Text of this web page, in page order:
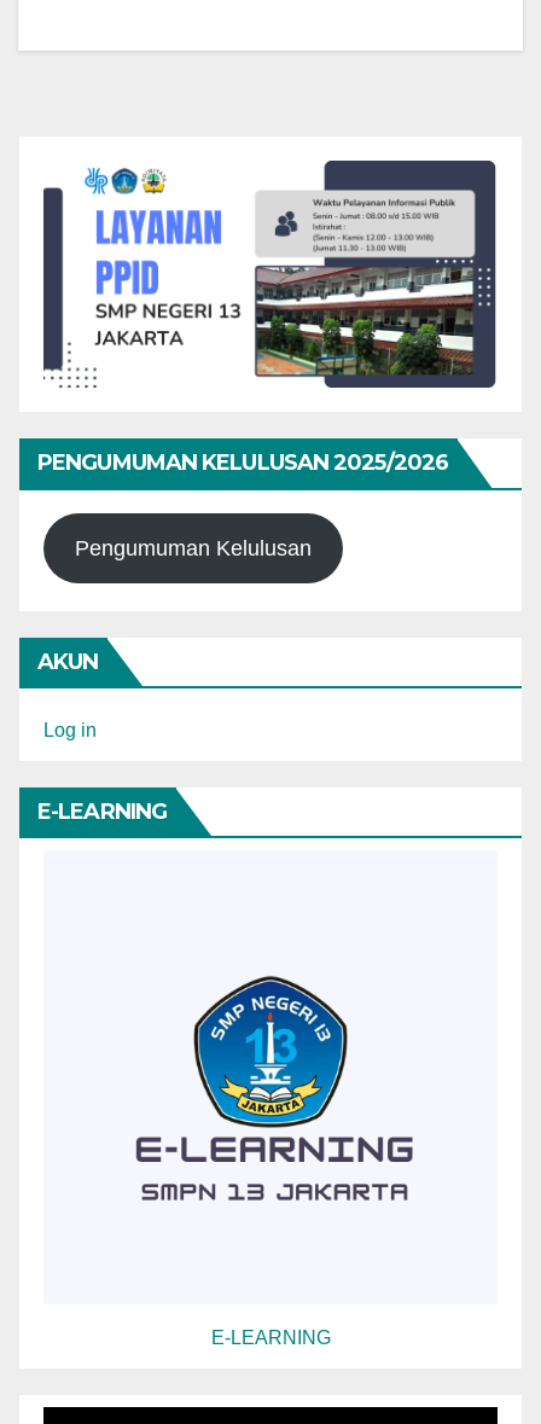
PENGUMUMAN KELULUSAN 2025/2026
Pengumuman Kelulusan
AKUN
Log in
E-LEARNING
E-LEARNING